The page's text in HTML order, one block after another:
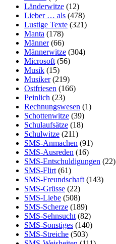
Länderwitze (12)
Lieber … als (478)
Lustige Texte (321)
Manta (178)
Männer(66)
Männerwitze (304)
Microsoft(56)
Musik (15)
Musiker(219)
Ostfriesen (166)
Peinlich (23)
Rechnungswesen (1)
Schottenwitze (39)
Schulaufsätze (18)
Schulwitze (211)
SMS-Anmachen (91)
SMS-Ausreden (16)
SMS-Entschuldigungen (22)
SMS-Flirt(61)
SMS-Freundschaft(143)
SMS-Grüsse (22)
SMS-Liebe (508)
SMS-Scherze (189)
SMS-Sehnsucht(82)
SMS-Sonstiges (140)
SMS-Streiche (503)